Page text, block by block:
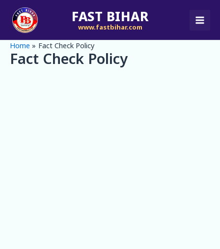
content
FAST BIHAR
www.fastbihar.com
Home Fact Check Policy
Fact Check Policy